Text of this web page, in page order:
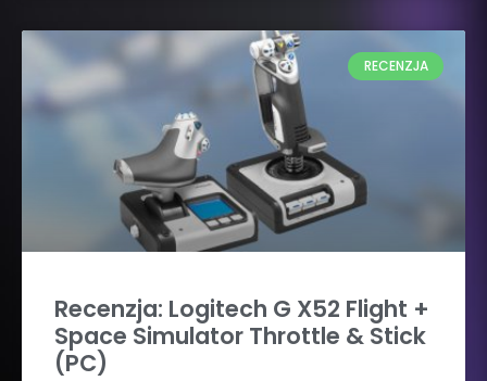
RECENZJA
Recenzja: Logitech G X52 Flight +
Space Simulator Throttle & Stick
(PC)